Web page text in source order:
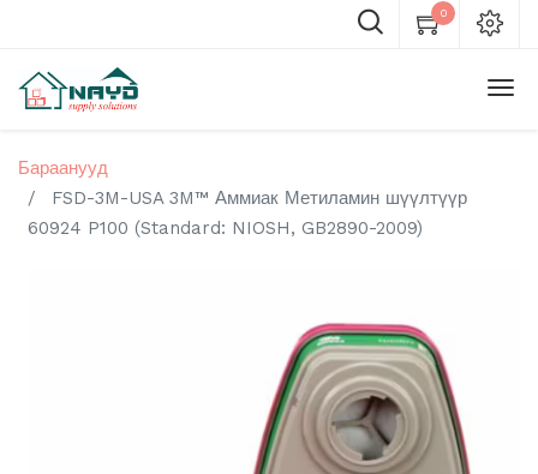
0
Бараанууд
FSD-3M-USA 3M™ Аммиак Метиламин шүүлтүүр
60924 P100 (Standard: NIOSH, GB2890-2009)